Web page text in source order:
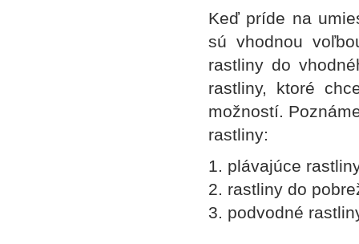
Keď príde na
sú vhodnou
rastliny do
rastliny, ktoré
možností.
rastliny:
1. plávajúce
2. rastliny do
3. podvodné